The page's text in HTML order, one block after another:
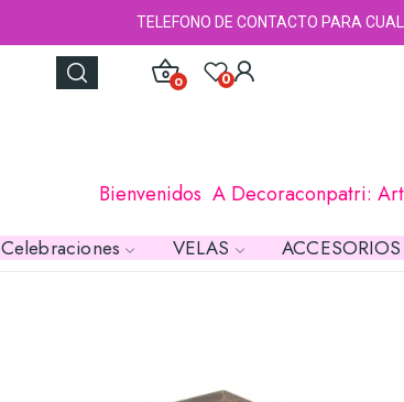
TELEFONO DE CONTACTO PARA
0 0
Bienvenidos A Decoraconpatri:
Celebraciones VELAS ACCESORIOS